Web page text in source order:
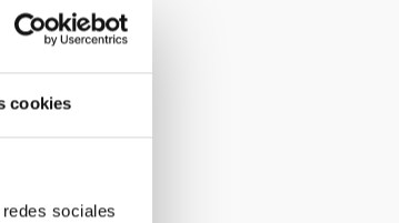
cookies
sociales